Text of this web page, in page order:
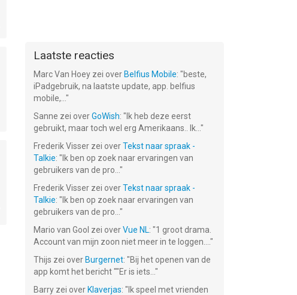
Laatste reacties
Marc Van Hoey zei over Belfius Mobile: "beste,
iPadgebruik, na laatste update, app. belfius
mobile,... "
Sanne zei overGoWish: " Ik heb deze eerst
gebruikt, maar toch wel erg Amerikaans.. Ik... "
Frederik Visser zei overTekst naar spraak -
Talkie: " Ik ben op zoek naar ervaringen van
gebruikers van de pro... "
Frederik Visser zei overTekst naar spraak -
Talkie: " Ik ben op zoek naar ervaringen van
gebruikers van de pro... "
Mario van Gool zei overVue NL: "1 groot drama.
Account van mijn zoon niet meer in te loggen.... "
Thijs zei over Burgernet: "Bij het openen van de
app komt het bericht ""Er is iets... "
Barry zei over Klaverjas: " Ik speel met vrienden